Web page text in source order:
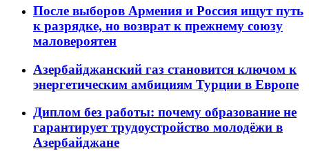
После выборов Армения и Россия ищут путь
к разрядке, но возврат к прежнему союзу
маловероятен
Азербайджанский газ становится ключом к
энергетическим амбициям Турции в Европе
Диплом без работы: почему образование не
гарантирует трудоустройство молодёжи в
Азербайджане